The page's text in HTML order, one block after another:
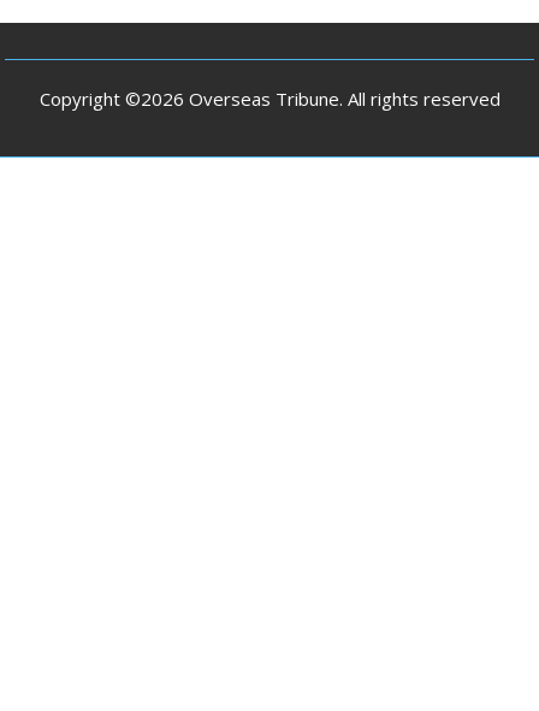
Copyright ©2026 Overseas Tribune. All rights reserved